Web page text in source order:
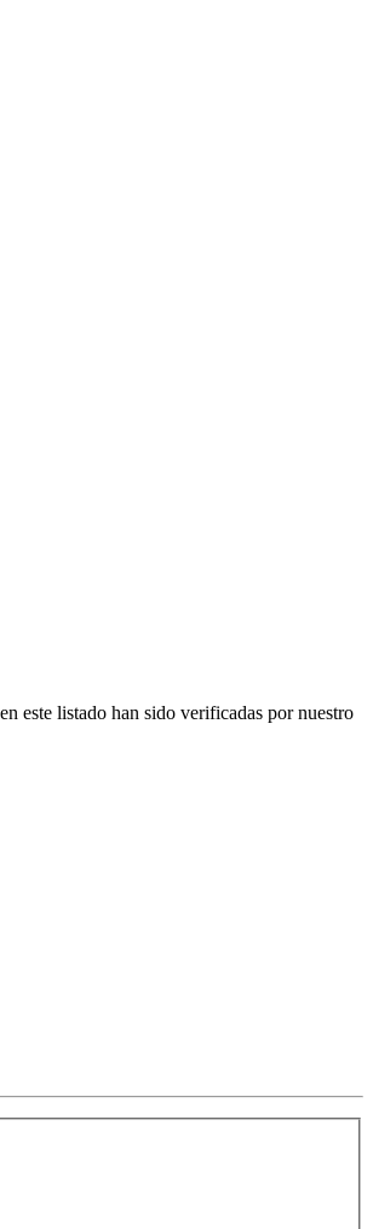
este listado han sido verificadas por nuestro